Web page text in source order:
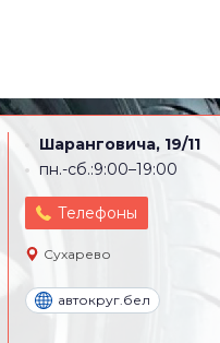
Шаранговича, 19/11
пн.-сб.:9:00–19:00
Телефоны
Сухарево
автокруг.бел